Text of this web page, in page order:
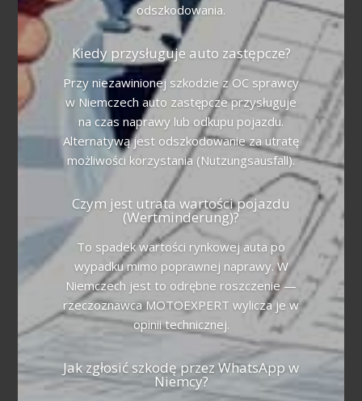
odszkodowania.
Kiedy przysługuje auto zastępcze?
Przy niezawinionej szkodzie z OC sprawcy
w Niemczech auto zastępcze przysługuje
na czas naprawy lub odkupu pojazdu.
Alternatywą jest odszkodowanie za utratę
możliwości korzystania (Nutzungsausfall).
Czym jest utrata wartości pojazdu
(Wertminderung)?
To spadek wartości rynkowej auta po
wypadku mimo poprawnej naprawy. W
Niemczech jest to odrębne roszczenie —
rzeczoznawca MOTOEXPERT wylicza je w
opinii technicznej.
Jak zgłosić szkodę przez WhatsApp w
Niemcy?